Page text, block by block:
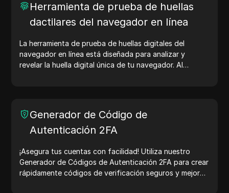
Herramienta de prueba de huellas
dactilares del navegador en línea
La herramienta de prueba de huellas digitales del
navegador en línea está diseñada para analizar y
revelar la huella digital única de tu navegador. Al
línea.
Generador de Código de
Autenticación 2FA
¡Asegura tus cuentas con facilidad! Utiliza nuestro
Generador de Códigos de Autenticación 2FA para crear
rápidamente códigos de verificación seguros y mejorar